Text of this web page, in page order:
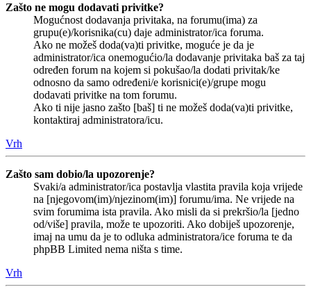
Zašto ne mogu dodavati privitke?
Mogućnost dodavanja privitaka, na forumu(ima) za
grupu(e)/korisnika(cu) daje administrator/ica foruma.
Ako ne možeš doda(va)ti privitke, moguće je da je
administrator/ica onemogućio/la dodavanje privitaka baš za taj
određen forum na kojem si pokušao/la dodati privitak/ke
odnosno da samo određeni/e korisnici(e)/grupe mogu
dodavati privitke na tom forumu.
Ako ti nije jasno zašto [baš] ti ne možeš doda(va)ti privitke,
kontaktiraj administratora/icu.
Vrh
Zašto sam dobio/la upozorenje?
Svaki/a administrator/ica postavlja vlastita pravila koja vrijede
na [njegovom(im)/njezinom(im)] forumu/ima. Ne vrijede na
svim forumima ista pravila. Ako misli da si prekršio/la [jedno
od/više] pravila, može te upozoriti. Ako dobiješ upozorenje,
imaj na umu da je to odluka administratora/ice foruma te da
phpBB Limited nema ništa s time.
Vrh